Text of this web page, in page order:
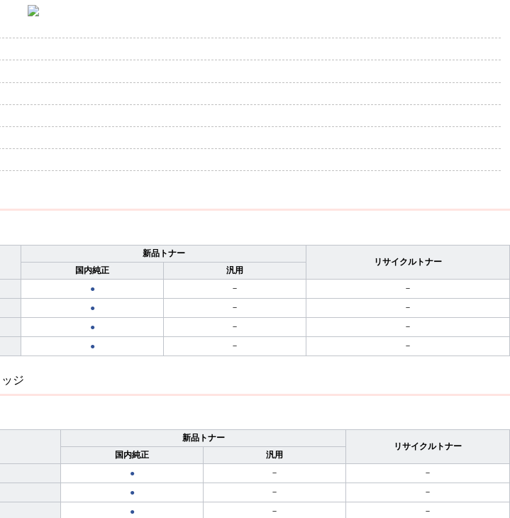
新品トナー
リサイクルトナー
国内純正
汎用
● －
－
● －
－
● －
－
● － －
ジ
新品トナー
リサイクルトナー
国内純正
汎用
● －
－
● －
－
● －
－